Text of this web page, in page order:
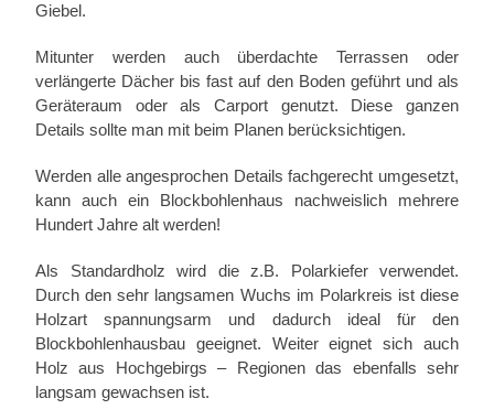
Giebel.
Mitunter werden auch überdachte Terrassen oder
verlängerte Dächer bis fast auf den Boden geführt und als
Geräteraum oder als Carport genutzt. Diese ganzen
Details sollte man mit beim Planen berücksichtigen.
Werden alle angesprochen Details fachgerecht umgesetzt,
kann auch ein Blockbohlenhaus nachweislich mehrere
Hundert Jahre alt werden!
Als Standardholz wird die z.B. Polarkiefer verwendet.
Durch den sehr langsamen Wuchs im Polarkreis ist diese
Holzart spannungsarm und dadurch ideal für den
Blockbohlenhausbau geeignet. Weiter eignet sich auch
Holz aus Hochgebirgs – Regionen das ebenfalls sehr
langsam gewachsen ist.